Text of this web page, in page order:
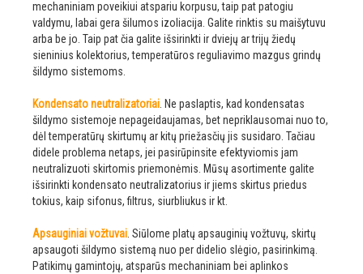
mechaniniam poveikiui atspariu korpusu, taip pat patogiu
valdymu, labai gera šilumos izoliacija. Galite rinktis su maišytuvu
arba be jo. Taip pat čia galite išsirinkti ir dviejų ar trijų žiedų
sieninius kolektorius, temperatūros reguliavimo mazgus grindų
šildymo sistemoms.
Kondensato neutralizatoriai. Ne paslaptis, kad kondensatas
šildymo sistemoje nepageidaujamas, bet nepriklausomai nuo to,
dėl temperatūrų skirtumų ar kitų priežasčių jis susidaro. Tačiau
didele problema netaps, jei pasirūpinsite efektyviomis jam
neutralizuoti skirtomis priemonėmis. Mūsų asortimente galite
išsirinkti kondensato neutralizatorius ir jiems skirtus priedus
tokius, kaip sifonus, filtrus, siurbliukus ir kt.
Apsauginiai vožtuvai. Siūlome platų apsauginių vožtuvų, skirtų
apsaugoti šildymo sistemą nuo per didelio slėgio, pasirinkimą.
Patikimų gamintojų, atsparūs mechaniniam bei aplinkos